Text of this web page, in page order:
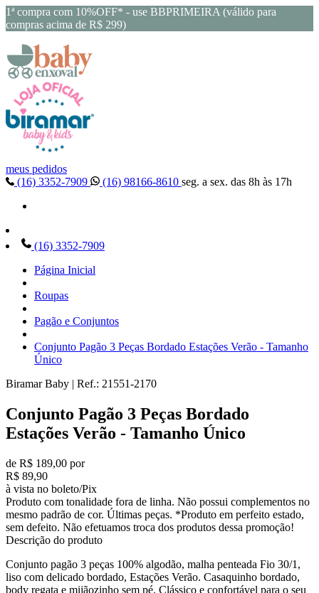
1ª compra com 10%OFF* - use BBPRIMEIRA (válido para
compras acima de R$ 299)
meus pedidos
(16) 3352-7909
(16) 98166-8610 seg. a sex. das 8h às 17h
(16) 3352-7909
Página Inicial
Roupas
Pagão e Conjuntos
Conjunto Pagão 3 Peças Bordado Estações Verão - Tamanho
Único
Biramar Baby | Ref.: 21551-2170
Conjunto Pagão 3 Peças Bordado
Estações Verão - Tamanho Único
de R$ 189,00 por
R$ 89,90
à vista no boleto/Pix
Produto com tonalidade fora de linha. Não possui complementos no
mesmo padrão de cor. Últimas peças. *Produto em perfeito estado,
sem defeito. Não efetuamos troca dos produtos dessa promoção!
Descrição do produto
Conjunto pagão 3 peças 100% algodão, malha penteada Fio 30/1,
liso com delicado bordado, Estações Verão. Casaquinho bordado,
body regata e mijãozinho sem pé. Clássico e confortável para o seu